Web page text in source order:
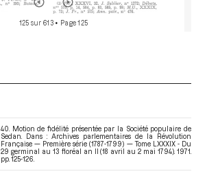
125 sur 613 • Page 125
40. Motion de fidélité présentée par la Société populaire de
Sedan. Dans : Archives parlementaires de la Révolution
Française — Première série (1787-1799) — Tome LXXXIX - Du
29 germinal au 13 floréal an II (18 avril au 2 mai 1794). 1971.
pp. 125-126.